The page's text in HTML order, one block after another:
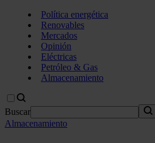
Política energética
Renovables
Mercados
Opinión
Eléctricas
Petróleo & Gas
Almacenamiento
Buscar
Almacenamiento